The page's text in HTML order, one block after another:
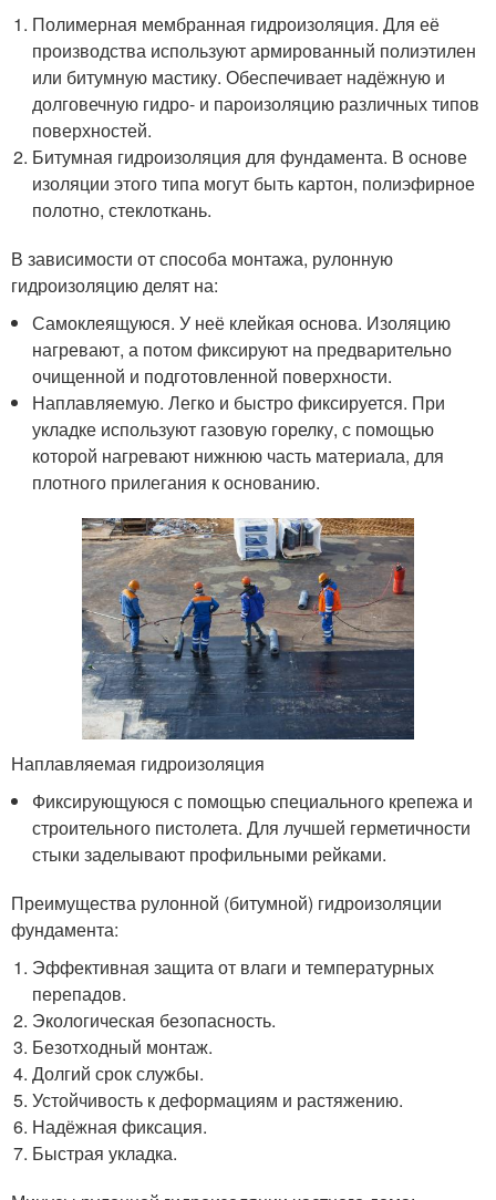
Полимерная мембранная гидроизоляция. Для её
производства используют армированный полиэтилен
или битумную мастику. Обеспечивает надёжную и
долговечную гидро- и пароизоляцию различных типов
поверхностей.
Битумная гидроизоляция для фундамента. В основе
изоляции этого типа могут быть картон, полиэфирное
полотно, стеклоткань.
В зависимости от способа монтажа, рулонную
гидроизоляцию делят на:
Самоклеящуюся. У неё клейкая основа. Изоляцию
нагревают, а потом фиксируют на предварительно
очищенной и подготовленной поверхности.
Наплавляемую. Легко и быстро фиксируется. При
укладке используют газовую горелку, с помощью
которой нагревают нижнюю часть материала, для
плотного прилегания к основанию.
Наплавляемая гидроизоляция
Фиксирующуюся с помощью специального крепежа и
строительного пистолета. Для лучшей герметичности
стыки заделывают профильными рейками.
Преимущества рулонной (битумной) гидроизоляции
фундамента:
Эффективная защита от влаги и температурных
перепадов.
Экологическая безопасность.
Безотходный монтаж.
Долгий срок службы.
Устойчивость к деформациям и растяжению.
Надёжная фиксация.
Быстрая укладка.